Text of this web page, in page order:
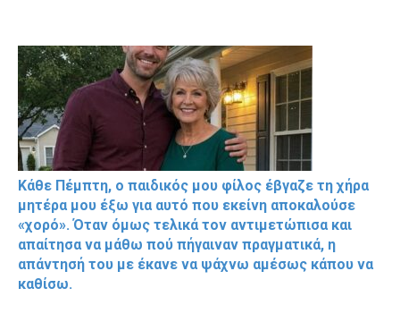
Κάθε Πέμπτη, ο παιδικός μου φίλος έβγαζε τη χήρα
μητέρα μου έξω για αυτό που εκείνη αποκαλούσε
«χορό». Όταν όμως τελικά τον αντιμετώπισα και
απαίτησα να μάθω πού πήγαιναν πραγματικά, η
απάντησή του με έκανε να ψάχνω αμέσως κάπου να
καθίσω.